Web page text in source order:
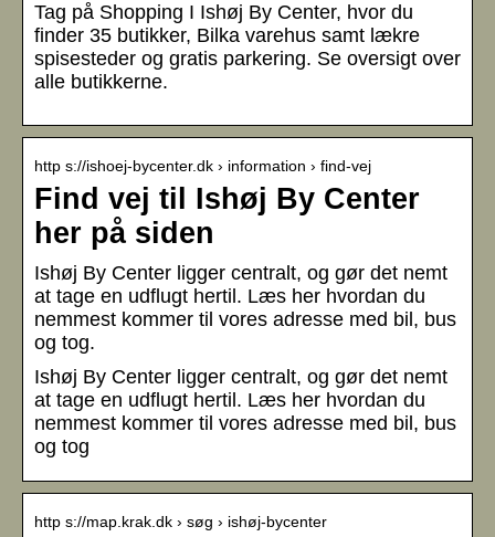
Tag på Shopping I Ishøj By Center, hvor du
finder 35 butikker, Bilka varehus samt lækre
spisesteder og gratis parkering. Se oversigt over
alle butikkerne.
http s://ishoej-bycenter.dk › information › find-vej
Find vej til Ishøj By Center
her på siden
Ishøj By Center ligger centralt, og gør det nemt
at tage en udflugt hertil. Læs her hvordan du
nemmest kommer til vores adresse med bil, bus
og tog.
Ishøj By Center ligger centralt, og gør det nemt
at tage en udflugt hertil. Læs her hvordan du
nemmest kommer til vores adresse med bil, bus
og tog
http s://map.krak.dk › søg › ishøj-bycenter